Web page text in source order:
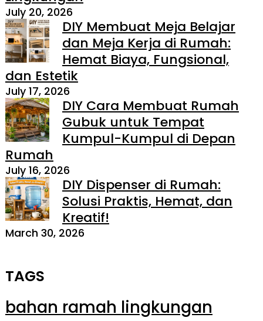
July 20, 2026
DIY Membuat Meja Belajar
dan Meja Kerja di Rumah:
Hemat Biaya, Fungsional,
dan Estetik
July 17, 2026
DIY Cara Membuat Rumah
Gubuk untuk Tempat
Kumpul-Kumpul di Depan
Rumah
July 16, 2026
DIY Dispenser di Rumah:
Solusi Praktis, Hemat, dan
Kreatif!
March 30, 2026
TAGS
bahan ramah lingkungan